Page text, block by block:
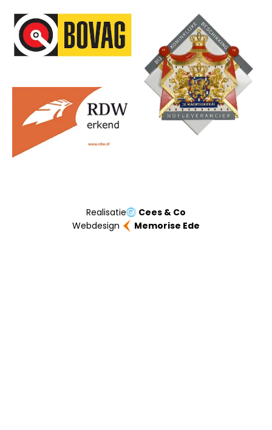
Onze partners
Realisatie
Cees & Co
Webdesign
Memorise Ede